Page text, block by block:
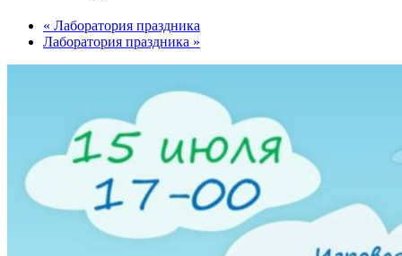
« Лаборатория праздника
Лаборатория праздника »